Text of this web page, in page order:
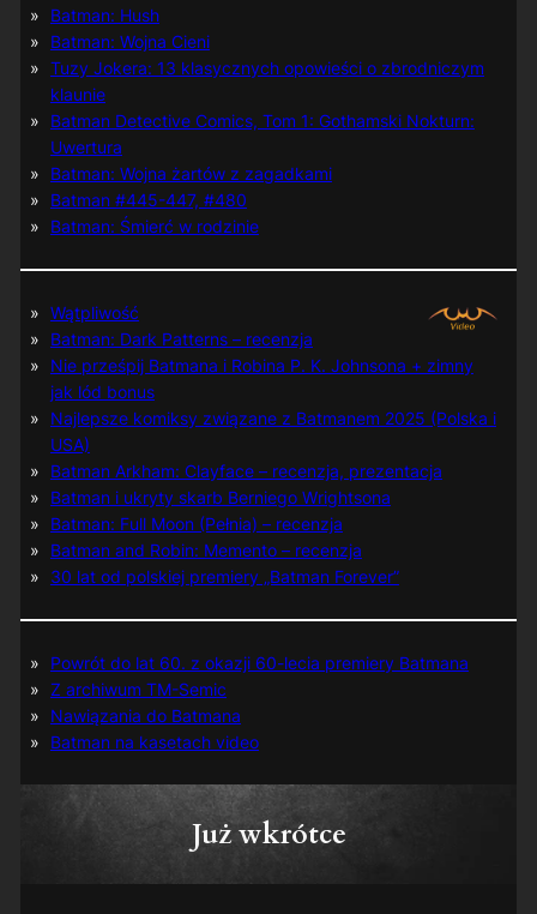
Batman: Hush
Batman: Wojna Cieni
Tuzy Jokera: 13 klasycznych opowieści o zbrodniczym
klaunie
Batman Detective Comics, Tom 1: Gothamski Nokturn:
Uwertura
Batman: Wojna żartów z zagadkami
Batman #445-447, #480
Batman: Śmierć w rodzinie
Wątpliwość
Batman: Dark Patterns – recenzja
Nie prześpij Batmana i Robina P. K. Johnsona + zimny
jak lód bonus
Najlepsze komiksy związane z Batmanem 2025 (Polska i
USA)
Batman Arkham: Clayface – recenzja, prezentacja
Batman i ukryty skarb Berniego Wrightsona
Batman: Full Moon (Pełnia) – recenzja
Batman and Robin: Memento – recenzja
30 lat od polskiej premiery „Batman Forever”
Powrót do lat 60. z okazji 60-lecia premiery Batmana
Z archiwum TM-Semic
Nawiązania do Batmana
Batman na kasetach video
Już wkrótce